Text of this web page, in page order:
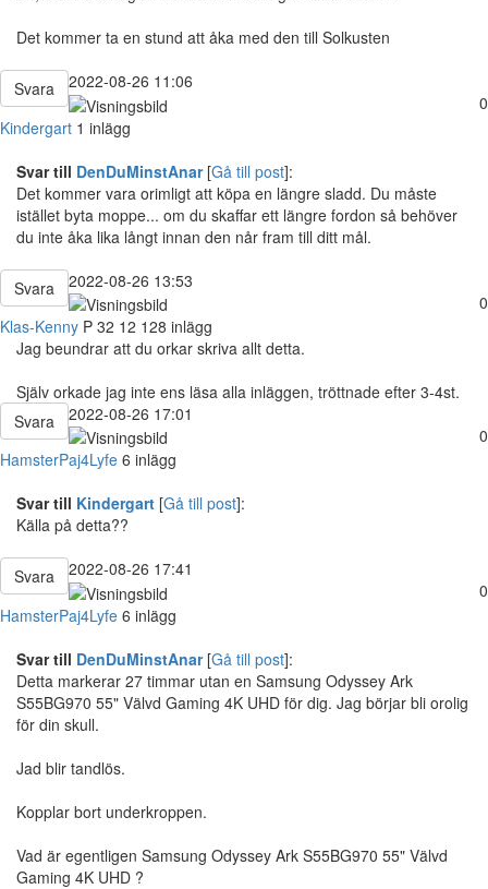
Det kommer ta en stund att åka med den till Solkusten
Svara
2022-08-26 11:06
0
Kindergart 1 inlägg
Svar till DenDuMinstAnar[Gå till post]:
Det kommer vara orimligt att köpa en längre sladd. Du måste
istället byta moppe... om du skaffar ett längre fordon så behöver
du inte åka lika långt innan den når fram till ditt mål.
Svara
2022-08-26 13:53
0
Klas-Kenny P 32 12 128 inlägg
Jag beundrar att du orkar skriva allt detta.
Själv orkade jag inte ens läsa alla inläggen, tröttnade efter 3-4st.
Svara
2022-08-26 17:01
0
HamsterPaj4Lyfe 6 inlägg
Svar till Kindergart [Gå till post]:
Källa på detta??
Svara
2022-08-26 17:41
0
HamsterPaj4Lyfe 6 inlägg
Svar till DenDuMinstAnar[Gå till post]:
Detta markerar 27 timmar utan en Samsung Odyssey Ark
S55BG970 55" Välvd Gaming 4K UHD för dig. Jag börjar bli orolig
för din skull.
Jad blir tandlös.
Kopplar bort underkroppen.
Vad är egentligen Samsung Odyssey Ark S55BG970 55" Välvd
Gaming 4K UHD ?